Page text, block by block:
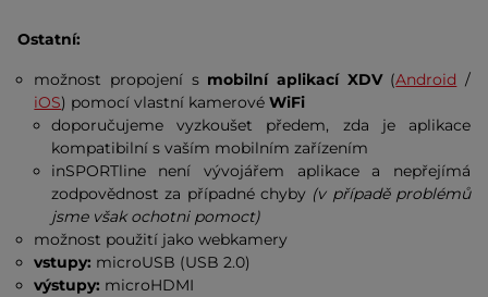
Ostatní:
možnost propojení smobilní aplikací XDV (Android /
iOS) pomocí vlastní kamerovéWiFi
doporučujeme vyzkoušet předem, zda je aplikace
kompatibilní s vaším mobilním zařízením
inSPORTline není vývojářem aplikace a nepřejímá
zodpovědnost za případné chyby(v případě problémů
jsme však ochotni pomoct)
možnost použití jako webkamery
vstupy: microUSB (USB 2.0)
výstupy: microHDMI